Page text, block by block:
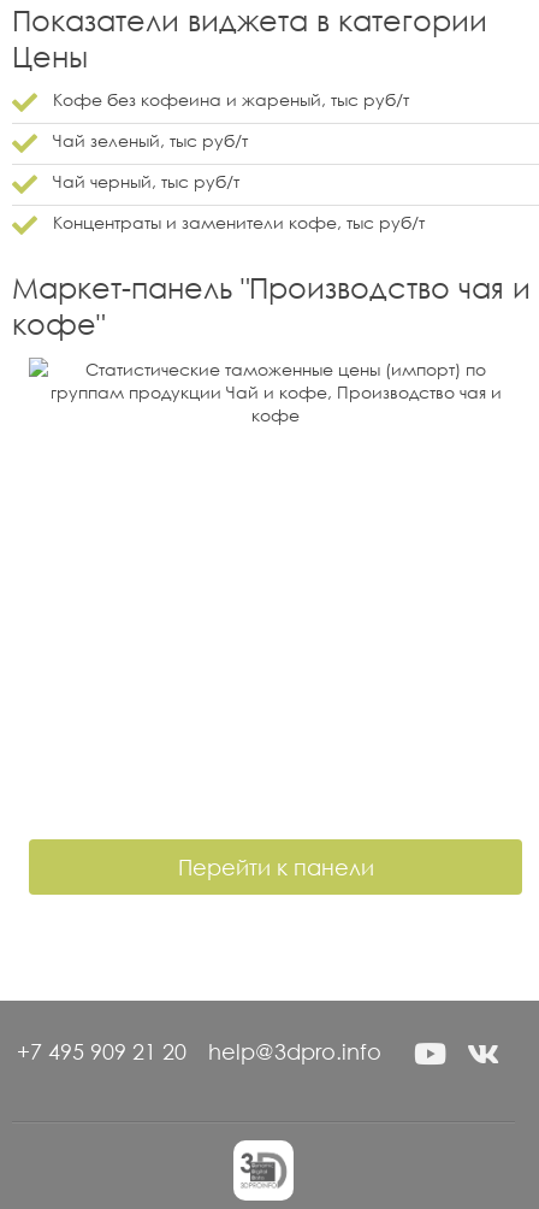
Показатели виджета в категории
Цены
Кофе без кофеина и жареный, тыс руб/т
Чай зеленый, тыс руб/т
Чай черный, тыс руб/т
Концентраты и заменители кофе, тыс руб/т
Маркет-панель "Производство чая и
кофе"
Перейти к панели
+7 495 909 21 20 help@3dpro.info